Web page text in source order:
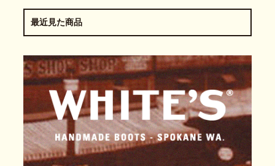
最近見た商品